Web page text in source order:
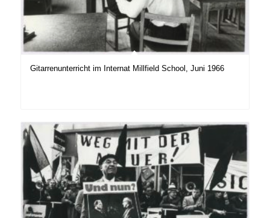
Gitarrenunterricht im Internat Millfield School, Juni 1966